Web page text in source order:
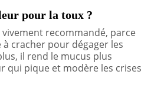
pour la toux ?
recommandé, parce
cracher pour dégager les
il rend le mucus plus
qui pique et modère les crises